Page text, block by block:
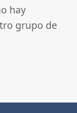
hay
grupo de